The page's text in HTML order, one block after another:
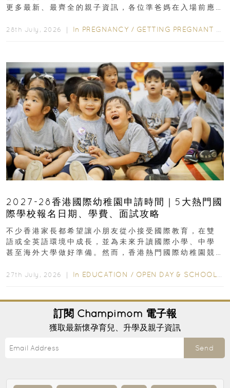
更多最新、最齊全的親子資訊，各位準爸媽在入場前應
28th July, 2026 ｜ In PREGNANCY / GETTING PREGNANT
2027-28香港國際幼稚園申請時間｜5大熱門國
際學校報名日期、學費、面試攻略
不少香港家長都希望讓小朋友從小接受國際教育，在雙
語或全英語環境中成長，並為未來升讀國際小學、中學
甚至海外大學做好準備。然而，香港熱門國際幼稚園競
27th July, 2026 ｜ In EDUCATION / OPEN DAY & SCHOOL EVENTS
訂閱 Champimom 電子報
獲取最新懷孕育兒、升學及親子資訊
Send